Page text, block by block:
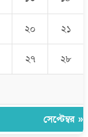
২০ ২১
২৭ ২৮
সেপ্টেম্বর »